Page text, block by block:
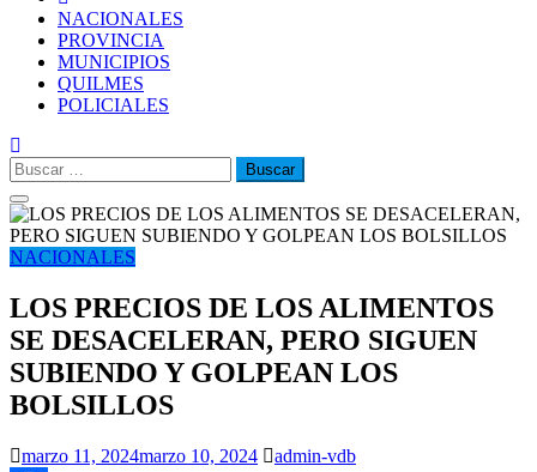
NACIONALES
PROVINCIA
MUNICIPIOS
QUILMES
POLICIALES
Buscar:
NACIONALES
LOS PRECIOS DE LOS ALIMENTOS
SE DESACELERAN, PERO SIGUEN
SUBIENDO Y GOLPEAN LOS
BOLSILLOS
marzo 11, 2024marzo 10, 2024 admin-vdb